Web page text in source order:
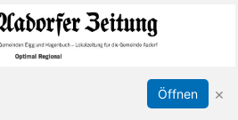
Online Anmelden Anmelden
Öffnen ×